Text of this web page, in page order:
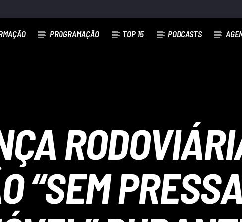
PROGRAMAÇÃO TOP 15 PODCASTS
“SEM